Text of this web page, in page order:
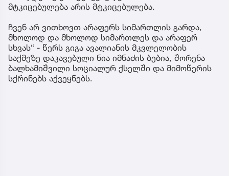
მტკიცებულება არის მტკიცებულება.
ჩვენ არ ვითხოვთ არაფერს სიმართლის გარდა,
მხოლოდ და მხოლოდ სიმართლეს და არაფერ
სხვას“ - წერს გიგა ავალიანის მკვლელობის
საქმეზე დაკავებული ნია იმნაძის ბებია, შორენა
ბალხამიშვილი სოციალურ ქსელში და მიმოწერის
სქრინებს აქვეყნებს.